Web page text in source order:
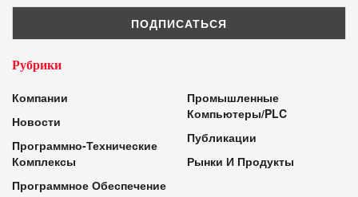
Рубрики
Компании
Новости
Программно-Технические
Комплексы
Программное Обеспечение
Промышленные
Компьютеры/PLC
Публикации
Рынки И Продукты